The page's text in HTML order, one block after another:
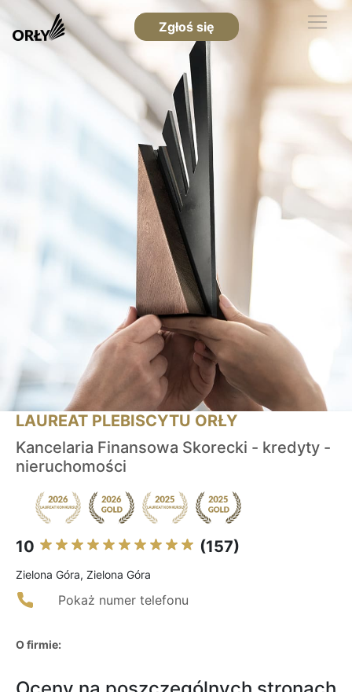
Zgłoś się
LAUREAT PLEBISCYTU ORŁY
Kancelaria Finansowa Skorecki - kredyty -
nieruchomości
10 (157)
Zielona Góra, Zielona Góra
Pokaż numer telefonu
O firmie: